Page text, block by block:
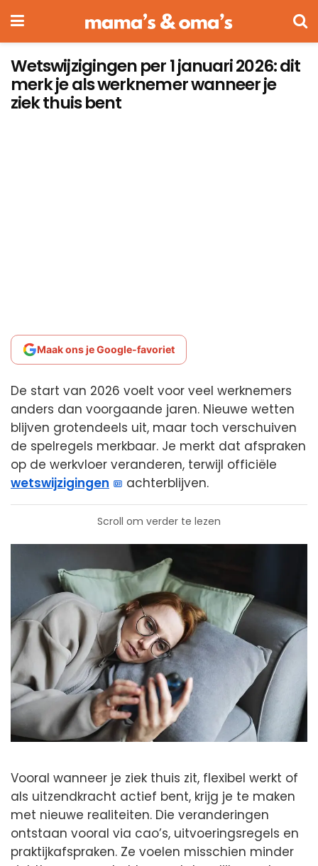
Wetswijzigingen per 1 januari 2026: dit
merk je als werknemer wanneer je
ziek thuis bent
Maak ons je Google-favoriet
De start van 2026 voelt voor veel werknemers
anders dan voorgaande jaren. Nieuwe wetten
blijven grotendeels uit, maar toch verschuiven
de spelregels merkbaar. Je merkt dat afspraken
op de werkvloer veranderen, terwijl officiële
wetswijzigingen
achterblijven.
Scroll om verder te lezen
Vooral wanneer je ziek thuis zit, flexibel werkt of
als uitzendkracht actief bent, krijg je te maken
met nieuwe realiteiten. Die veranderingen
ontstaan vooral via cao’s, uitvoeringsregels en
praktijkafspraken. Ze voelen misschien minder